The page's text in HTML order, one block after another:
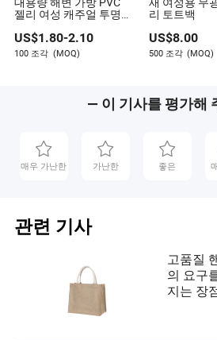
쇼핑객은 트렌드 가방에서 무엇을
크기, 잠금 장치, 스트랩 편안함, 청
가방이 계절적 트렌드로 잘 작동하
작은 옷차림 변화로 휴가, 유머, 향수
있습니다.
젤리 여성 캐주얼 투명
백 여성용 Tg009_18
US$1.80-2.10
100 조각 (MOQ)
리 토트백
US$8.00
500 조각 (MOQ)
— 이 기사를 평가해
매우 가난한 가난한 좋은
관련 기사
고품질
의 요구
지는 장